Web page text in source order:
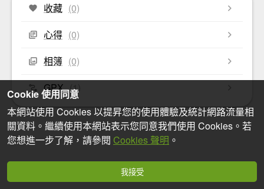
收藏 (0)
心得 (0)
相簿 (0)
GPX (1)
Cookie 使用同意
本網站使用 Cookies 以提昇您的使用體驗及統計網路流量相
關資料。繼續使用本網站表示您同意我們使用 Cookies。若
您想進一步了解，請參閱 Cookies 聲明 。
我接受